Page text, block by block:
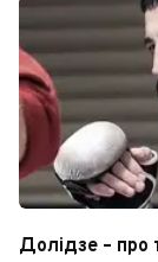
Долідзе – про